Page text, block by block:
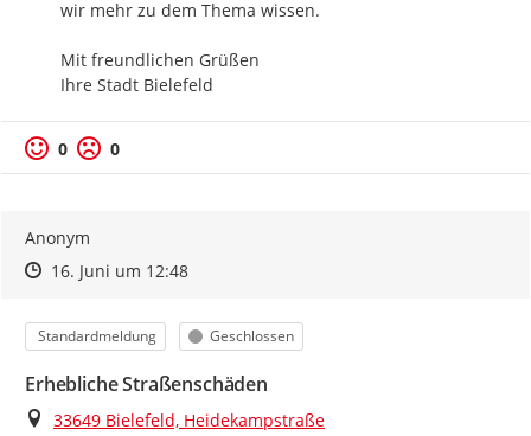
wir mehr zu dem Thema wissen.
Mit freundlichen Grüßen
Ihre Stadt Bielefeld
0 0
Anonym
Zeitpunkt des Erstellens
Zeitpunkt des Erstellens
16. Juni um 12:48Zur Äußerung
Kategorie
Standardmeldung Status
Geschlossen
Erhebliche Straßenschäden
Ort
33649 Bielefeld, Heidekampstraße